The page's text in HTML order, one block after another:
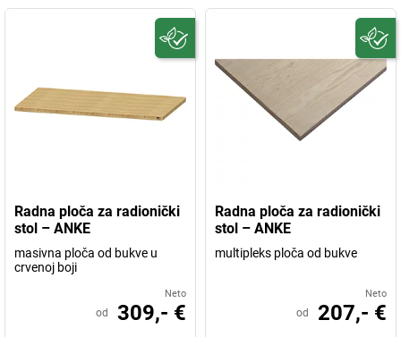
Radna ploča za radionički
stol – ANKE
masivna ploča od bukve u
crvenoj boji
Neto
od 309,- €
Radna ploča za radionički
stol – ANKE
multipleks ploča od bukve
Neto
od 207,- €